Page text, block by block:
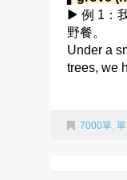
▶ 例 1：
野餐。
Under a
trees, we
7000單